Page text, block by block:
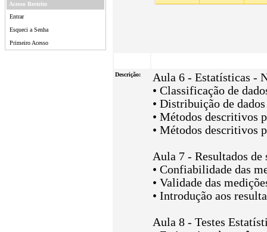
Acesso Restrito
Entrar
Esqueci a Senha
Primeiro Acesso
Descrição:
Aula 6 - Estatísticas -
• Classificação de
• Distribuição de dados
• Métodos descritivos
• Métodos descritivos
Aula 7 - Resultados
• Confiabilidade das
• Validade das
• Introdução aos
Aula 8 - Testes